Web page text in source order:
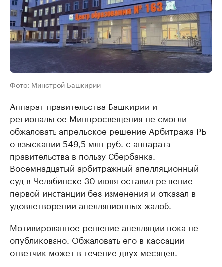
Фото: Минстрой Башкирии
Аппарат правительства Башкирии и
региональное Минпросвещения не смогли
обжаловать апрельское решение Арбитража РБ
о взыскании 549,5 млн руб. с аппарата
правительства в пользу Сбербанка.
Восемнадцатый арбитражный апелляционный
суд в Челябинске 30 июня оставил решение
первой инстанции без изменения и отказал в
удовлетворении апелляционных жалоб.
Мотивированное решение апелляции пока не
опубликовано. Обжаловать его в кассации
ответчик может в течение двух месяцев.